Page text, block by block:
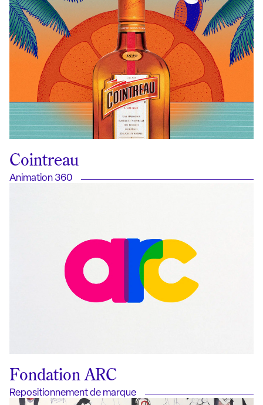
Cointreau
Animation 360
Fondation ARC
Repositionnement de marque